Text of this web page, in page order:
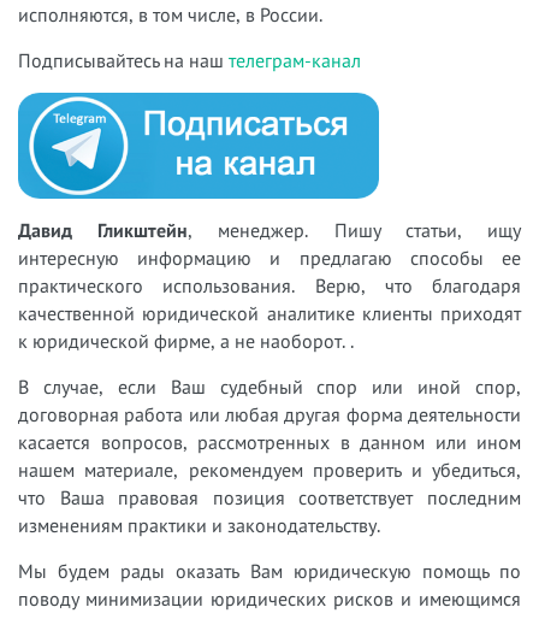
исполняются, в том числе, в России.
Подписывайтесь на наш телеграм-канал
Давид Гликштейн, менеджер. Пишу статьи, ищу
интересную информацию и предлагаю способы ее
практического использования. Верю, что благодаря
качественной юридической аналитике клиенты приходят
к юридической фирме, а не наоборот. .
В случае, если Ваш судебный спор или иной спор,
договорная работа или любая другая форма деятельности
касается вопросов, рассмотренных в данном или ином
нашем материале, рекомендуем проверить и убедиться,
что Ваша правовая позиция соответствует последним
изменениям практики и законодательству.
Мы будем рады оказать Вам юридическую помощь по
поводу минимизации юридических рисков и имеющимся